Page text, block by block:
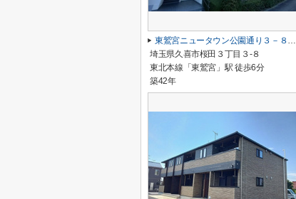
東鷲宮ニュータウン公園通り３－８号棟
埼玉県久喜市桜田３丁目３-８
東北本線「東鷲宮」駅 徒歩6分
築42年